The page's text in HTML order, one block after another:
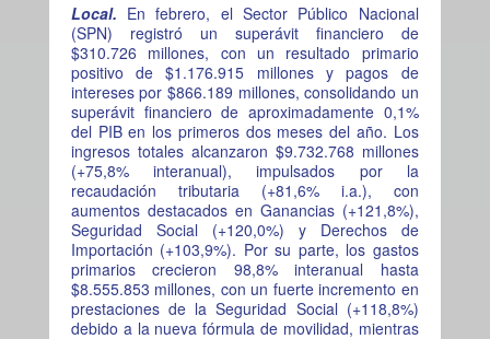
Local. En febrero, el Sector Público Nacional
(SPN) registró un superávit financiero de
$310.726 millones, con un resultado primario
positivo de $1.176.915 millones y pagos de
intereses por $866.189 millones, consolidando un
superávit financiero de aproximadamente 0,1%
del PIB en los primeros dos meses del año. Los
ingresos totales alcanzaron $9.732.768 millones
(+75,8% interanual), impulsados por la
recaudación tributaria (+81,6% i.a.), con
aumentos destacados en Ganancias (+121,8%),
Seguridad Social (+120,0%) y Derechos de
Importación (+103,9%). Por su parte, los gastos
primarios crecieron 98,8% interanual hasta
$8.555.853 millones, con un fuerte incremento en
prestaciones de la Seguridad Social (+118,8%)
debido a la nueva fórmula de movilidad, mientras